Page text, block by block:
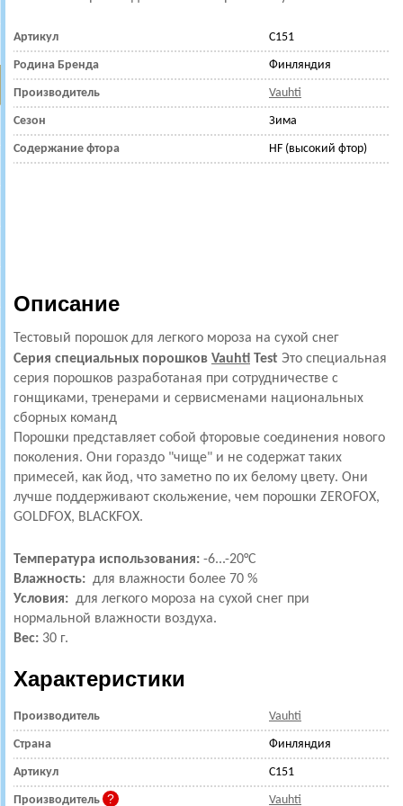
Артикул C151
Родина Бренда Финляндия
Производитель Vauhti
Сезон Зима
Содержание фтора HF (высокий фтор)
Описание
Тестовый порошок для легкого мороза на сухой снег
Серия специальных порошков Vauhti Test Это специальная
серия порошков разработаная при сотрудничестве с
гонщиками, тренерами и сервисменами национальных
сборных команд
Порошки представляет собой фторовые соединения нового
поколения. Они гораздо "чище" и не содержат таких
примесей, как йод, что заметно по их белому цвету. Они
лучше поддерживают скольжение, чем порошки ZEROFOX,
GOLDFOX, BLACKFOX.
Температура использования: -6...-20°С
Влажность: для влажности более 70 %
Условия: для легкого мороза на сухой снег при
нормальной влажности воздуха.
Вес: 30 г.
Характеристики
Производитель Vauhti
Страна Финляндия
Артикул C151
Производитель Vauhti